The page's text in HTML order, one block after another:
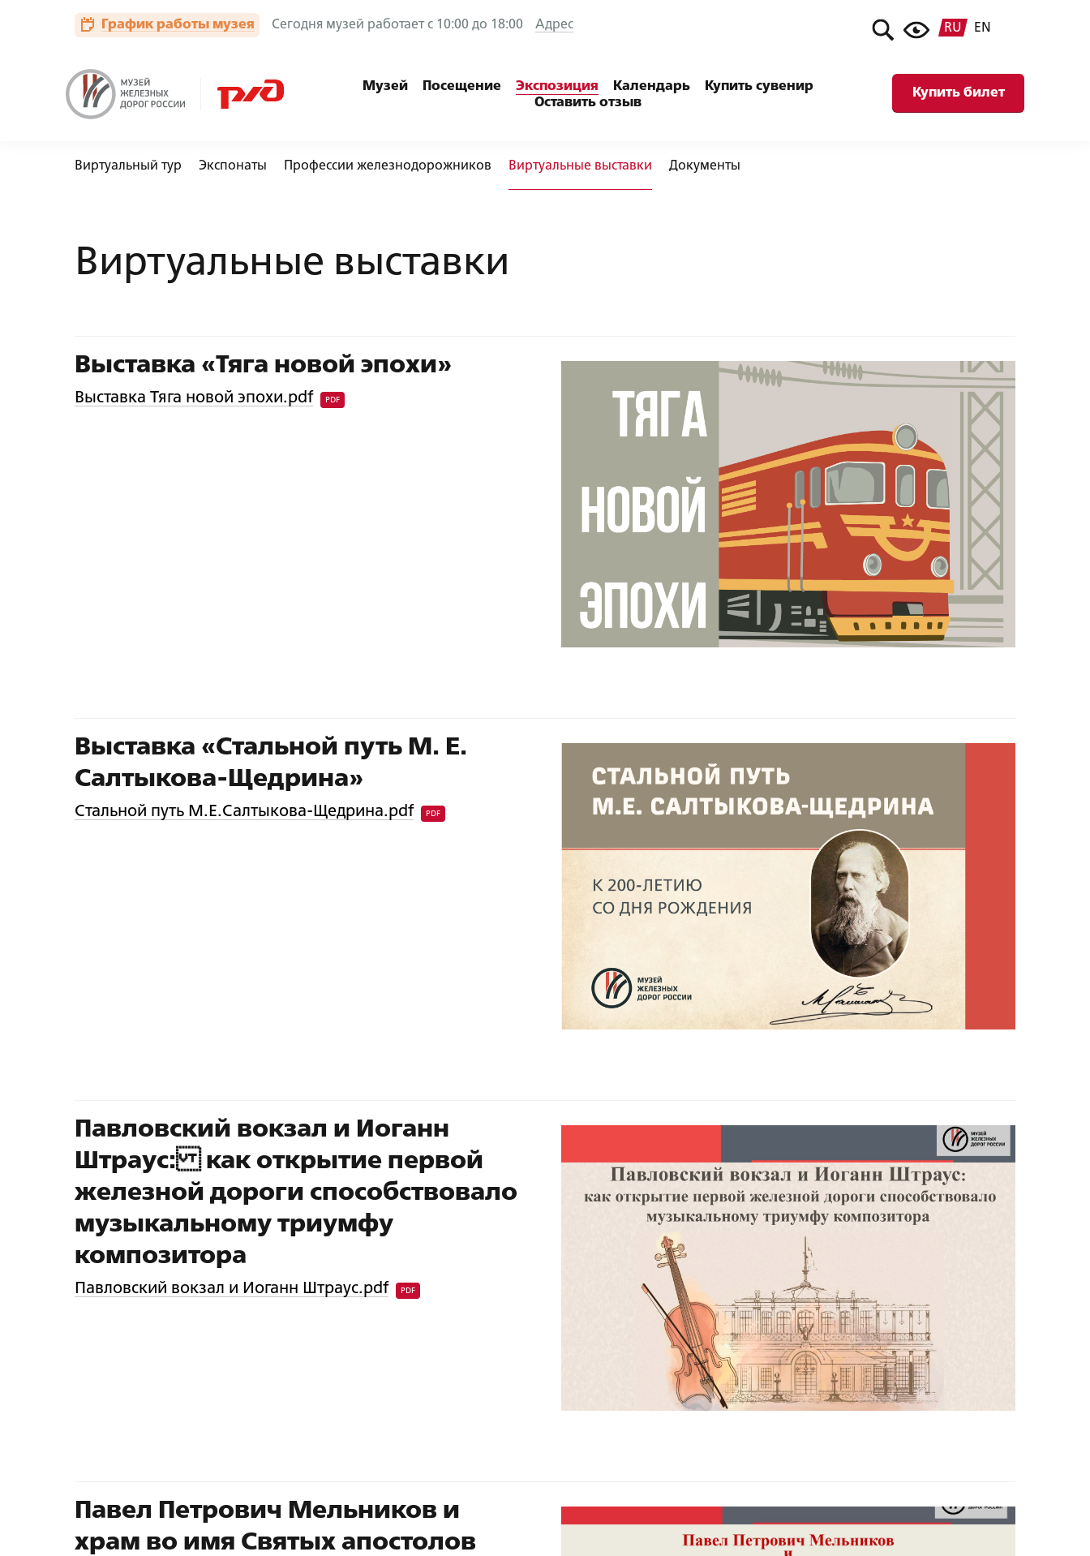
График работы музея Сегодня музей работает с 10:00 до 18:00 Адрес RU EN
Музей Посещение Экспозиция Календарь
Купить сувенир
Оставить отзыв
Купить билет
Виртуальный тур Экспонаты Профессии железнодорожников Виртуальные выставки Документы
Виртуальные выставки
Выставка «Тяга новой эпохи»
Выставка Тяга новой эпохи.pdf
Выставка «Стальной путь М. Е.
Салтыкова-Щедрина»
Стальной путь М.Е.Салтыкова-Щедрина.pdf
Павловский вокзал и Иоганн
Штраус: как открытие первой
железной дороги способствовало
музыкальному триумфу
композитора
Павловский вокзал и Иоганн Штраус.pdf
Павел Петрович Мельников и
храм во имя Святых апостолов